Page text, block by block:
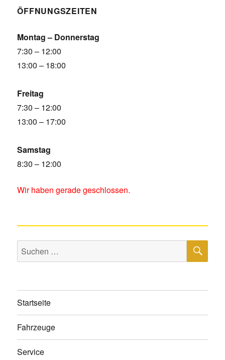
ÖFFNUNGSZEITEN
Montag – Donnerstag
7:30 – 12:00
13:00 – 18:00
Freitag
7:30 – 12:00
13:00 – 17:00
Samstag
8:30 – 12:00
Wir haben gerade geschlossen.
Suche
nach:
Startseite
Fahrzeuge
Service